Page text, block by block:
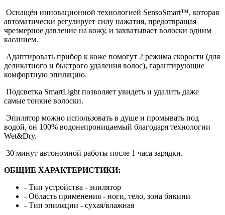
Оснащён инновационной технологией SensoSmart™, которая
автоматически регулирует силу нажатия, предотвращая
чрезмерное давление на кожу, и захватывает волоски одним
касанием.
Адаптировать прибор к коже помогут 2 режима скорости (для
деликатного и быстрого удаления волос), гарантирующие
комфортную эпиляцию.
Подсветка SmartLight позволяет увидеть и удалить даже
самые тонкие волоски.
Эпилятор можно использовать в душе и промывать под
водой, он 100% водонепроницаемый благодаря технологии
Wet&Dry.
30 минут автономной работы после 1 часа зарядки.
ОБЩИЕ ХАРАКТЕРИСТИКИ:
- Тип устройства - эпилятор
- Область применения - ноги, тело, зона бикини
- Тип эпиляции - сухая/влажная